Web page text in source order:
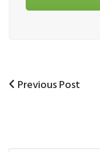
Post
Previous
Previous Post